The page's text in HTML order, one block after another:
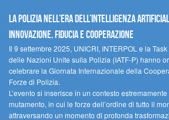
La polizia nell’era dell’Intelligenza
innovazione, fiducia e cooperazione
Il 9 settembre 2025, UNICRI, INTERPOL e la
delle Nazioni Unite sulla Polizia (IATF-P) hanno
celebrare la Giornata Internazionale della
Forze di Polizia.
L’evento si inserisce in un contesto
mutamento, in cui le forze dell’ordine di tutto il
attraversando un momento di profonda